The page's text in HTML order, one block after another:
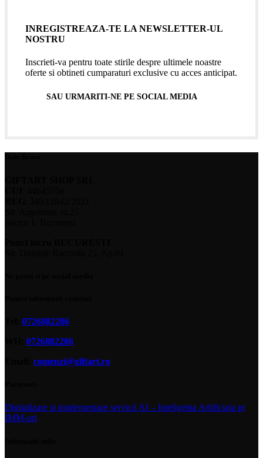
INREGISTREAZA-TE LA NEWSLETTER-UL
NOSTRU
Inscrieti-va pentru toate stirile despre ultimele noastre
oferte si obtineti cumparaturi exclusive cu acces anticipat.
SAU URMARITI-NE PE SOCIAL MEDIA
0726882286
0726882286
comenzi@giftart.ro
Digitalizare si implementare servicii AI – Inteligenta Artificiala pt
IMM-uri